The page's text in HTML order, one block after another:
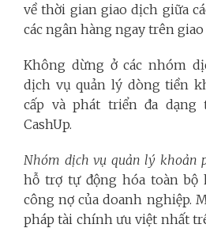
về thời gian giao dịch giữa
các ngân hàng ngay trên giao
Không dừng ở các nhóm
dịch vụ quản lý dòng tiền
cấp và phát triển đa dạng
CashUp.
Nhóm dịch vụ quản lý khoản
hỗ trợ tự động hóa toàn bộ
công nợ của doanh nghiệp.
pháp tài chính ưu việt nhất